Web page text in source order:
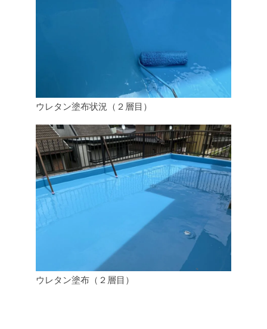
ウレタン塗布状況（２層目）
ウレタン塗布（２層目）